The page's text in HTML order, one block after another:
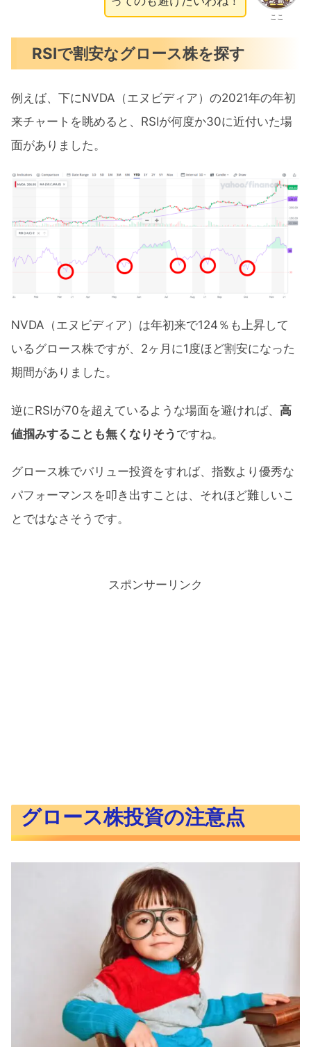
ここ
RSIで割安なグロース株を探す
例えば、下にNVDA（エヌビディア）の2021年の年初
来チャートを眺めると、RSIが何度か30に近付いた場
面がありました。
NVDA（エヌビディア）は年初来で124％も上昇して
いるグロース株ですが、2ヶ月に1度ほど割安になった
期間がありました。
逆にRSIが70を超えているような場面を避ければ、 高
値掴みすることも無くなりそう ですね。
グロース株でバリュー投資をすれば、指数より優秀な
パフォーマンスを叩き出すことは、それほど難しいこ
とではなさそうです。
スポンサーリンク
グロース株投資の注意点